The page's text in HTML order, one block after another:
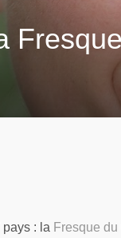
: la Fresque